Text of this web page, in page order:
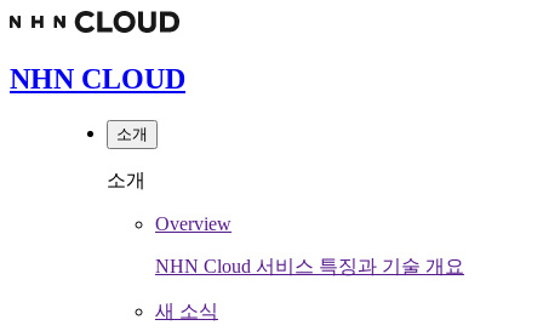
NHN CLOUD
소개
소개
Overview
NHN Cloud 서비스 특징과 기술 개요
새 소식